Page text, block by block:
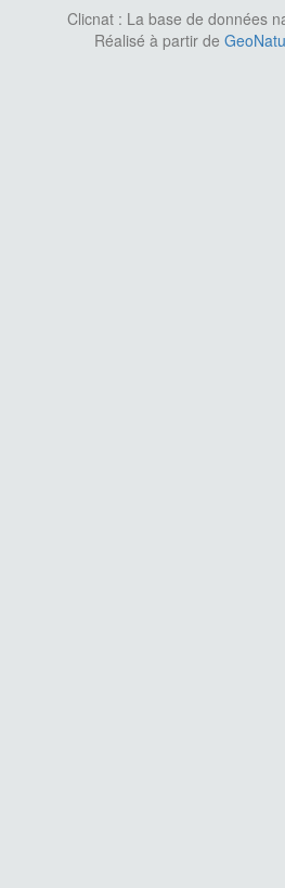
Clicnat : La base de données
Réalisé à partir de